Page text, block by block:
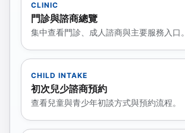
CLINIC
門診與諮商總覽
集中查看門診、成人諮商與主要服務入口。
CHILD INTAKE
初次兒少諮商預約
查看兒童與青少年初談方式與預約流程。